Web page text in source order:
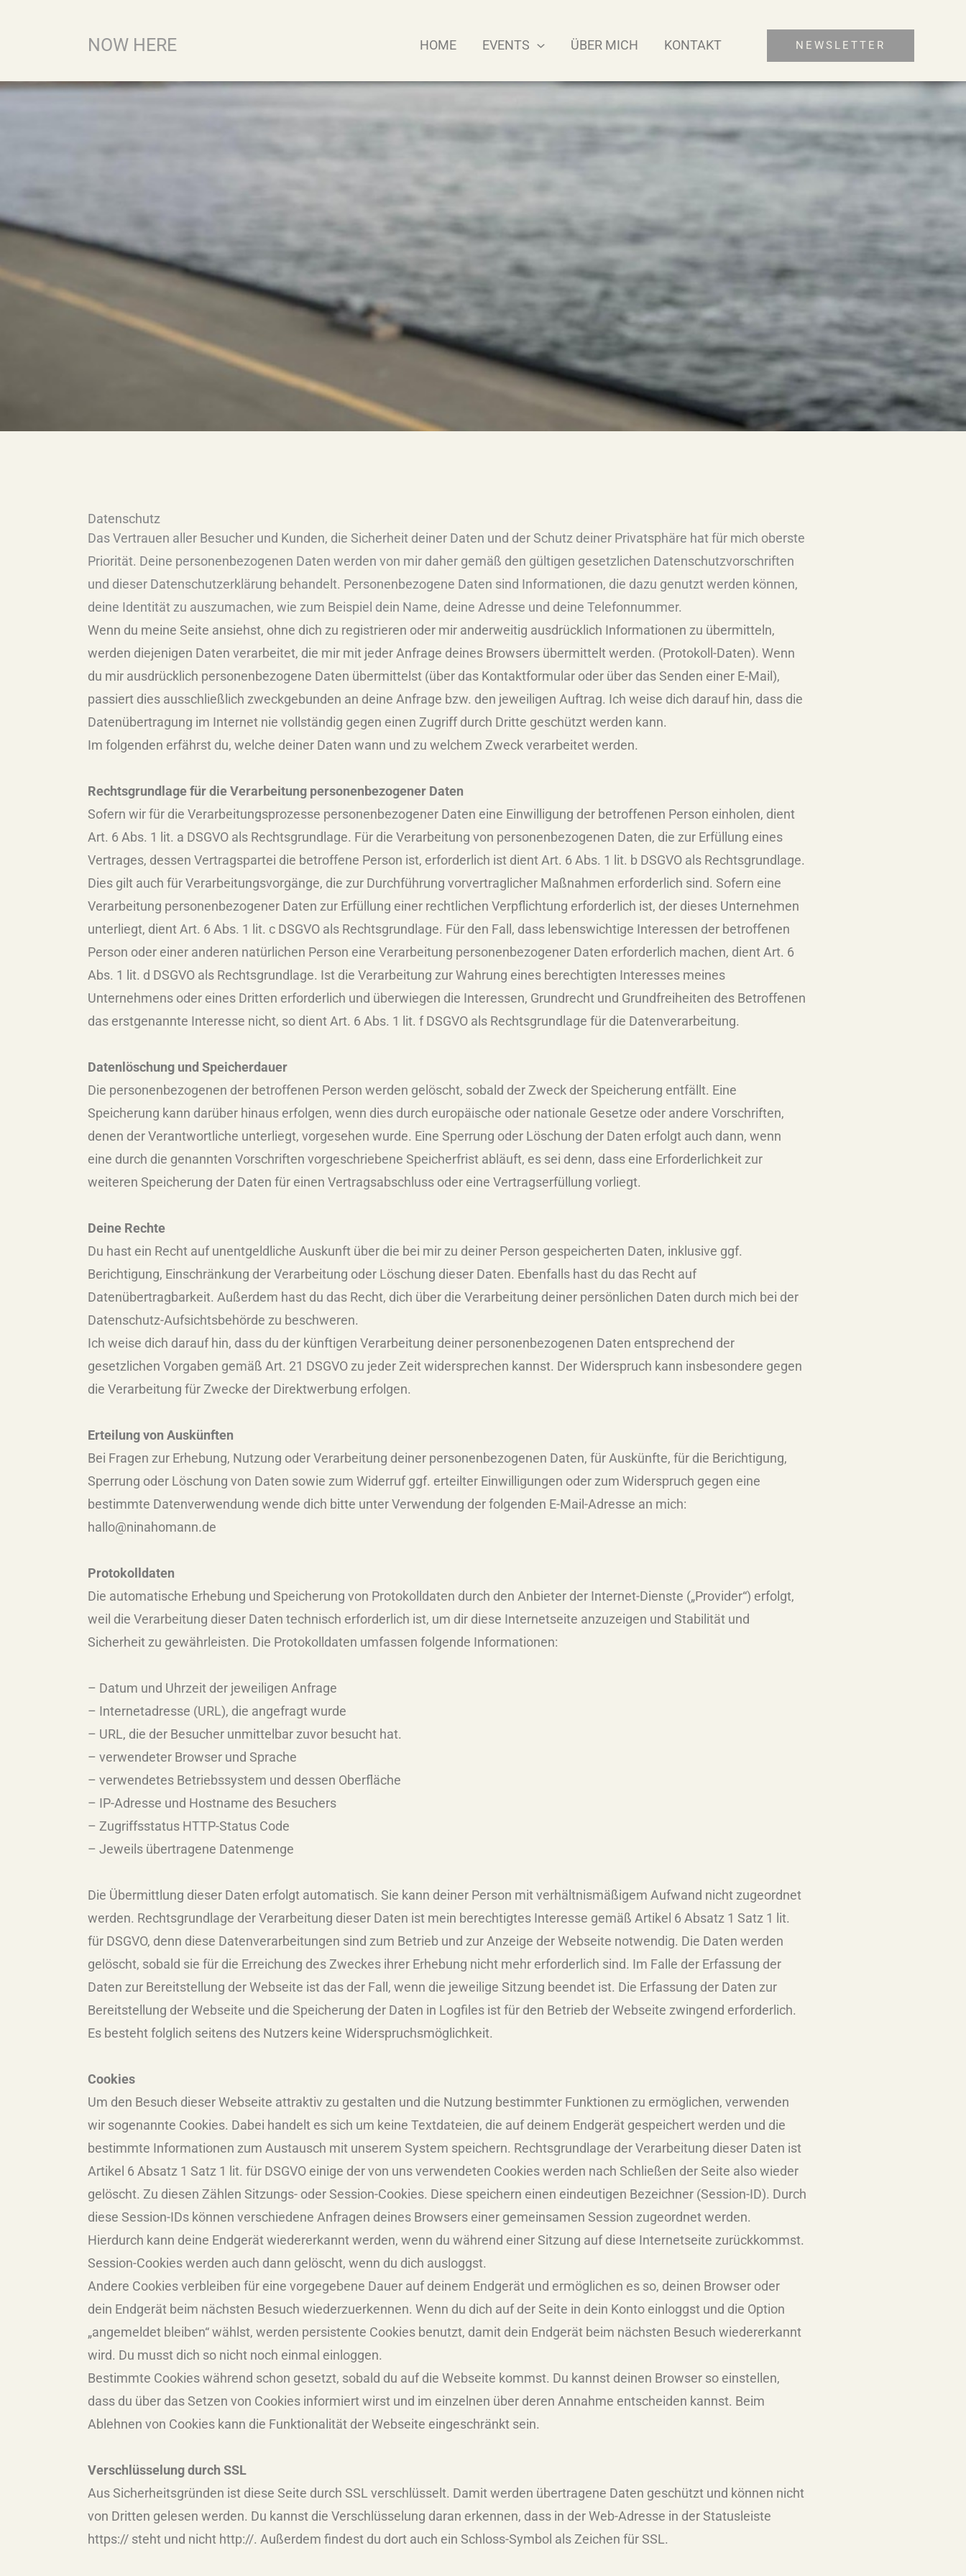
NOW HERE HOME EVENTS ÜBER MICH KONTAKT NEWSLETTER
DATENSCHUTZ
Datenschutz
Das Vertrauen aller Besucher und Kunden, die Sicherheit deiner Daten und der Schutz deiner Privatsphäre hat für mich oberste
Priorität. Deine personenbezogenen Daten werden von mir daher gemäß den gültigen gesetzlichen Datenschutzvorschriften
und dieser Datenschutzerklärung behandelt. Personenbezogene Daten sind Informationen, die dazu genutzt werden können,
deine Identität zu auszumachen, wie zum Beispiel dein Name, deine Adresse und deine Telefonnummer.
Wenn du meine Seite ansiehst, ohne dich zu registrieren oder mir anderweitig ausdrücklich Informationen zu übermitteln,
werden diejenigen Daten verarbeitet, die mir mit jeder Anfrage deines Browsers übermittelt werden. (Protokoll-Daten). Wenn
du mir ausdrücklich personenbezogene Daten übermittelst (über das Kontaktformular oder über das Senden einer E-Mail),
passiert dies ausschließlich zweckgebunden an deine Anfrage bzw. den jeweiligen Auftrag. Ich weise dich darauf hin, dass die
Datenübertragung im Internet nie vollständig gegen einen Zugriff durch Dritte geschützt werden kann.
Im folgenden erfährst du, welche deiner Daten wann und zu welchem Zweck verarbeitet werden.
Rechtsgrundlage für die Verarbeitung personenbezogener Daten
Sofern wir für die Verarbeitungsprozesse personenbezogener Daten eine Einwilligung der betroffenen Person einholen, dient
Art. 6 Abs. 1 lit. a DSGVO als Rechtsgrundlage. Für die Verarbeitung von personenbezogenen Daten, die zur Erfüllung eines
Vertrages, dessen Vertragspartei die betroffene Person ist, erforderlich ist dient Art. 6 Abs. 1 lit. b DSGVO als Rechtsgrundlage.
Dies gilt auch für Verarbeitungsvorgänge, die zur Durchführung vorvertraglicher Maßnahmen erforderlich sind. Sofern eine
Verarbeitung personenbezogener Daten zur Erfüllung einer rechtlichen Verpflichtung erforderlich ist, der dieses Unternehmen
unterliegt, dient Art. 6 Abs. 1 lit. c DSGVO als Rechtsgrundlage. Für den Fall, dass lebenswichtige Interessen der betroffenen
Person oder einer anderen natürlichen Person eine Verarbeitung personenbezogener Daten erforderlich machen, dient Art. 6
Abs. 1 lit. d DSGVO als Rechtsgrundlage. Ist die Verarbeitung zur Wahrung eines berechtigten Interesses meines
Unternehmens oder eines Dritten erforderlich und überwiegen die Interessen, Grundrecht und Grundfreiheiten des Betroffenen
das erstgenannte Interesse nicht, so dient Art. 6 Abs. 1 lit. f DSGVO als Rechtsgrundlage für die Datenverarbeitung.
Datenlöschung und Speicherdauer
Die personenbezogenen der betroffenen Person werden gelöscht, sobald der Zweck der Speicherung entfällt. Eine
Speicherung kann darüber hinaus erfolgen, wenn dies durch europäische oder nationale Gesetze oder andere Vorschriften,
denen der Verantwortliche unterliegt, vorgesehen wurde. Eine Sperrung oder Löschung der Daten erfolgt auch dann, wenn
eine durch die genannten Vorschriften vorgeschriebene Speicherfrist abläuft, es sei denn, dass eine Erforderlichkeit zur
weiteren Speicherung der Daten für einen Vertragsabschluss oder eine Vertragserfüllung vorliegt.
Deine Rechte
Du hast ein Recht auf unentgeldliche Auskunft über die bei mir zu deiner Person gespeicherten Daten, inklusive ggf.
Berichtigung, Einschränkung der Verarbeitung oder Löschung dieser Daten. Ebenfalls hast du das Recht auf
Datenübertragbarkeit. Außerdem hast du das Recht, dich über die Verarbeitung deiner persönlichen Daten durch mich bei der
Datenschutz-Aufsichtsbehörde zu beschweren.
Ich weise dich darauf hin, dass du der künftigen Verarbeitung deiner personenbezogenen Daten entsprechend der
gesetzlichen Vorgaben gemäß Art. 21 DSGVO zu jeder Zeit widersprechen kannst. Der Widerspruch kann insbesondere gegen
die Verarbeitung für Zwecke der Direktwerbung erfolgen.
Erteilung von Auskünften
Bei Fragen zur Erhebung, Nutzung oder Verarbeitung deiner personenbezogenen Daten, für Auskünfte, für die Berichtigung,
Sperrung oder Löschung von Daten sowie zum Widerruf ggf. erteilter Einwilligungen oder zum Widerspruch gegen eine
bestimmte Datenverwendung wende dich bitte unter Verwendung der folgenden E-Mail-Adresse an mich:
hallo@ninahomann.de
Protokolldaten
Die automatische Erhebung und Speicherung von Protokolldaten durch den Anbieter der Internet-Dienste („Provider“) erfolgt,
weil die Verarbeitung dieser Daten technisch erforderlich ist, um dir diese Internetseite anzuzeigen und Stabilität und
Sicherheit zu gewährleisten. Die Protokolldaten umfassen folgende Informationen:
– Datum und Uhrzeit der jeweiligen Anfrage
– Internetadresse (URL), die angefragt wurde
– URL, die der Besucher unmittelbar zuvor besucht hat.
– verwendeter Browser und Sprache
– verwendetes Betriebssystem und dessen Oberfläche
– IP-Adresse und Hostname des Besuchers
– Zugriffsstatus HTTP-Status Code
– Jeweils übertragene Datenmenge
Die Übermittlung dieser Daten erfolgt automatisch. Sie kann deiner Person mit verhältnismäßigem Aufwand nicht zugeordnet
werden. Rechtsgrundlage der Verarbeitung dieser Daten ist mein berechtigtes Interesse gemäß Artikel 6 Absatz 1 Satz 1 lit.
für DSGVO, denn diese Datenverarbeitungen sind zum Betrieb und zur Anzeige der Webseite notwendig. Die Daten werden
gelöscht, sobald sie für die Erreichung des Zweckes ihrer Erhebung nicht mehr erforderlich sind. Im Falle der Erfassung der
Daten zur Bereitstellung der Webseite ist das der Fall, wenn die jeweilige Sitzung beendet ist. Die Erfassung der Daten zur
Bereitstellung der Webseite und die Speicherung der Daten in Logfiles ist für den Betrieb der Webseite zwingend erforderlich.
Es besteht folglich seitens des Nutzers keine Widerspruchsmöglichkeit.
Cookies
Um den Besuch dieser Webseite attraktiv zu gestalten und die Nutzung bestimmter Funktionen zu ermöglichen, verwenden
wir sogenannte Cookies. Dabei handelt es sich um keine Textdateien, die auf deinem Endgerät gespeichert werden und die
bestimmte Informationen zum Austausch mit unserem System speichern. Rechtsgrundlage der Verarbeitung dieser Daten ist
Artikel 6 Absatz 1 Satz 1 lit. für DSGVO einige der von uns verwendeten Cookies werden nach Schließen der Seite also wieder
gelöscht. Zu diesen Zählen Sitzungs- oder Session-Cookies. Diese speichern einen eindeutigen Bezeichner (Session-ID). Durch
diese Session-IDs können verschiedene Anfragen deines Browsers einer gemeinsamen Session zugeordnet werden.
Hierdurch kann deine Endgerät wiedererkannt werden, wenn du während einer Sitzung auf diese Internetseite zurückkommst.
Session-Cookies werden auch dann gelöscht, wenn du dich ausloggst.
Andere Cookies verbleiben für eine vorgegebene Dauer auf deinem Endgerät und ermöglichen es so, deinen Browser oder
dein Endgerät beim nächsten Besuch wiederzuerkennen. Wenn du dich auf der Seite in dein Konto einloggst und die Option
„angemeldet bleiben“ wählst, werden persistente Cookies benutzt, damit dein Endgerät beim nächsten Besuch wiedererkannt
wird. Du musst dich so nicht noch einmal einloggen.
Bestimmte Cookies während schon gesetzt, sobald du auf die Webseite kommst. Du kannst deinen Browser so einstellen,
dass du über das Setzen von Cookies informiert wirst und im einzelnen über deren Annahme entscheiden kannst. Beim
Ablehnen von Cookies kann die Funktionalität der Webseite eingeschränkt sein.
Verschlüsselung durch SSL
Aus Sicherheitsgründen ist diese Seite durch SSL verschlüsselt. Damit werden übertragene Daten geschützt und können nicht
von Dritten gelesen werden. Du kannst die Verschlüsselung daran erkennen, dass in der Web-Adresse in der Statusleiste
https:// steht und nicht http://. Außerdem findest du dort auch ein Schloss-Symbol als Zeichen für SSL.